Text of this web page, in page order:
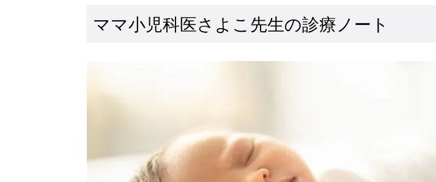
ママ小児科医さよこ先生の診療ノート